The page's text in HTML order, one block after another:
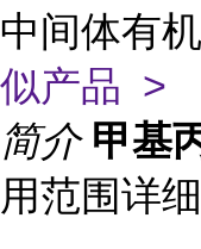
中间体有
似产品 >
简介 甲基
用范围详